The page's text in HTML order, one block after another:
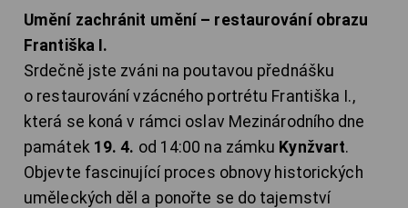
Umění zachránit umění – restaurování obrazu
Františka I.
Srdečně jste zváni na poutavou přednášku
o restaurování vzácného portrétu Františka I.,
která se koná v rámci oslav Mezinárodního dne
památek 19. 4. od 14:00 na zámku Kynžvart.
Objevte fascinující proces obnovy historických
uměleckých děl a ponořte se do tajemství